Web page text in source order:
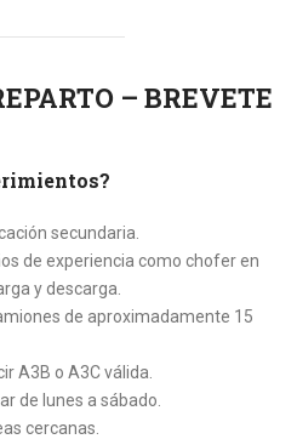
– BREVETE
secundaria.
de experiencia como chofer en
y descarga.
de aproximadamente 15
A3B o A3C válida.
de lunes a sábado.
cercanas.